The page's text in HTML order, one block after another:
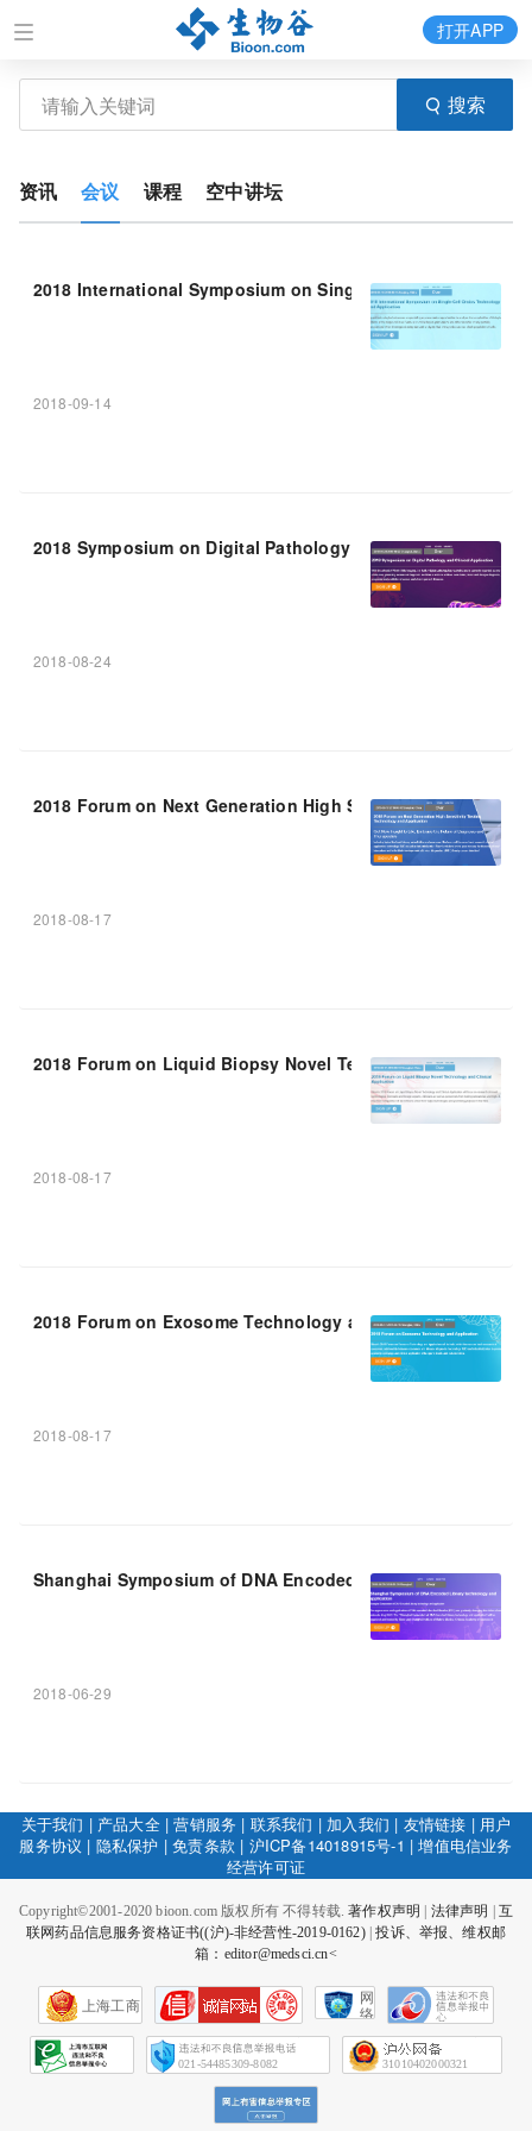
搜索
打开APP
资讯 会议 课程 空中讲坛
2018 International Symposium on Single-Cell Omics
2018-09-14
2018 Symposium on Digital Pathology and ClinicalAPP
2018-08-24
2018 Forum on Next Generation High Sensitivity Testing
2018-08-17
2018 Forum on Liquid Biopsy Novel Technology and
2018-08-17
2018 Forum on Exosome Technology andAPPlication
2018-08-17
Shanghai Symposium of DNA Encoded Library technology
2018-06-29
关于我们 | 产品大全|营销服务 | 联系我们 | 加入我们 | 友情链接 | 用户
服务协议 | 隐私保护 |免责条款 | 沪ICP备14018915号-1 |增值电信业务
经营许可证
Copyright©2001-2020 bioon.com 版权所有 不得转载.著作权声明 法律声明
互
联网药品信息服务资格证书((沪)-非经营性-2019-0162)|投诉、举报、维权邮
箱：editor@medsci.cn<
上海工商
网
络
会
征
021-54485309-8082 31010402000321